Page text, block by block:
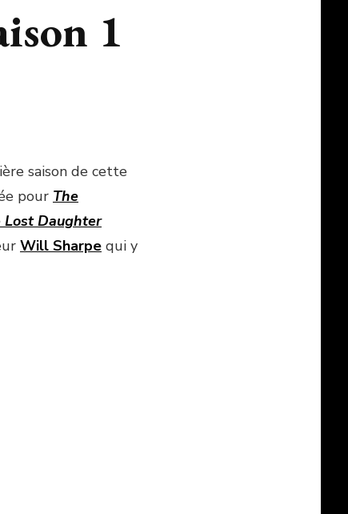
1
saison de cette
pour The
Lost Daughter
Will Sharpequi y